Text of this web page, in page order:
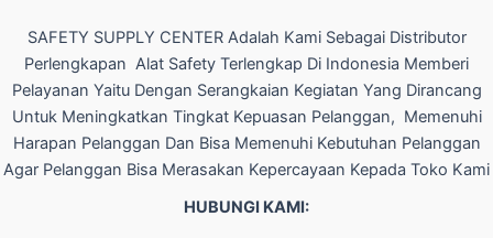
SAFETY SUPPLY CENTER Adalah Kami Sebagai Distributor
Perlengkapan Alat Safety Terlengkap Di Indonesia Memberi
Pelayanan Yaitu Dengan Serangkaian Kegiatan Yang Dirancang
Untuk Meningkatkan Tingkat Kepuasan Pelanggan, Memenuhi
Harapan Pelanggan Dan Bisa Memenuhi Kebutuhan Pelanggan
Agar Pelanggan Bisa Merasakan Kepercayaan Kepada Toko Kami
HUBUNGI KAMI: